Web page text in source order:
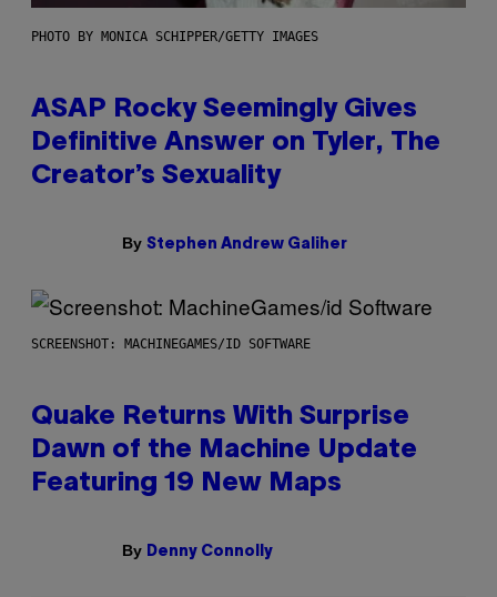
PHOTO BY MONICA SCHIPPER/GETTY IMAGES
ASAP Rocky Seemingly Gives
Definitive Answer on Tyler, The
Creator’s Sexuality
By Stephen Andrew Galiher
SCREENSHOT: MACHINEGAMES/ID SOFTWARE
Quake Returns With Surprise
Dawn of the Machine Update
Featuring 19 New Maps
By Denny Connolly